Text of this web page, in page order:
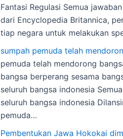
Fantasi Regulasi Semua
dari Encyclopedia Britannica,
tiap negara untuk melakukan
sumpah pemuda telah
pemuda telah mendorong
bangsa berperang sesama
seluruh bangsa indonesia
seluruh bangsa indonesia
pemuda…
Pembentukan Jawa Hokokai